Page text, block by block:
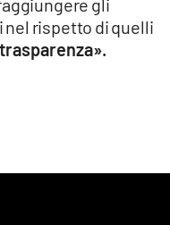
rispetto di quelli